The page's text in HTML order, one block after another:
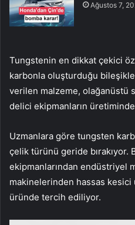
Ağustos 7,
Tungstenin en dikkat çekici
karbonla oluşturduğu
verilen malzeme, olağanüstü
delici ekipmanların üretiminde
Uzmanlara göre tungsten
çelik türünü geride bırakıyor.
ekipmanlarından endüstriyel
makinelerinden hassas kesici
üründe tercih ediliyor.